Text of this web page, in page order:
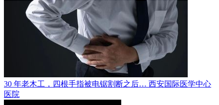
30 年老木工，四根手指被电锯割断之后… 西安国际医学中心
医院